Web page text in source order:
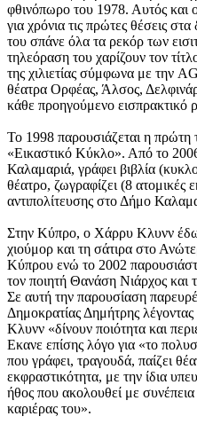
φθινόπωρο του 1978. Αυτός και
για χρόνια τις πρώτες θέσεις
του σπάνε όλα τα ρεκόρ των
τηλεόραση του χαρίζουν τον
της χιλιετίας σύμφωνα με την
θέατρα Ορφέας, Άλσος,
κάθε προηγούμενο εισπρακτικό
Το 1998 παρουσιάζεται η πρώτη
«Εικαστικό Κύκλο». Από το
Καλαμαριά, γράφει βιβλία
θέατρο, ζωγραφίζει (8 ατομικές
αντιπολίτευσης στο Δήμο
Στην Κύπρο, ο Χάρρυ Κλυνν
χιούμορ και τη σάτιρα στο
Κύπρου ενώ το 2002
τον ποιητή Θανάση Νιάρχος
Σε αυτή την παρουσίαση
Δημοκρατίας Δημήτρης
Κλυνν «δίνουν ποιότητα και
Εκανε επίσης λόγο για «το
που γράφει, τραγουδά, παίζει
εκφραστικότητα, με την ίδια
ήθος που ακολουθεί με
καριέρας του».